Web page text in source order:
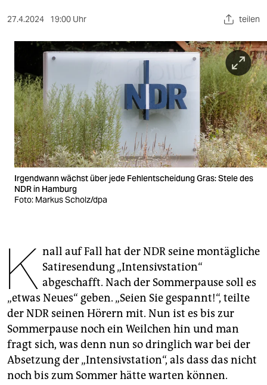
nord
wahrheit
verlag
verlag
veranstaltungen
shop
fragen & hilfe
unterstützen
epaper login
27.4.2024 19:00 Uhr teilen
Irgendwann wächst über jede Fehlentscheidung Gras: Stele des
NDR in Hamburg
Foto: Markus Scholz/dpa
K nall auf Fall hat der NDR seine montägliche
Satiresendung „Intensivstation“
abgeschafft. Nach der Sommerpause soll es
„etwas Neues“ geben. „Seien Sie gespannt!“, teilte
der NDR seinen Hörern mit. Nun ist es bis zur
Sommerpause noch ein Weilchen hin und man
fragt sich, was denn nun so dringlich war bei der
Absetzung der „Intensivstation“, als dass das nicht
noch bis zum Sommer hätte warten können.